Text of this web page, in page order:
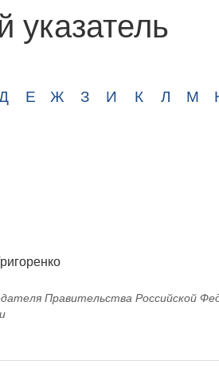
указатель
Е Ж З И К Л М
Правительства Российской